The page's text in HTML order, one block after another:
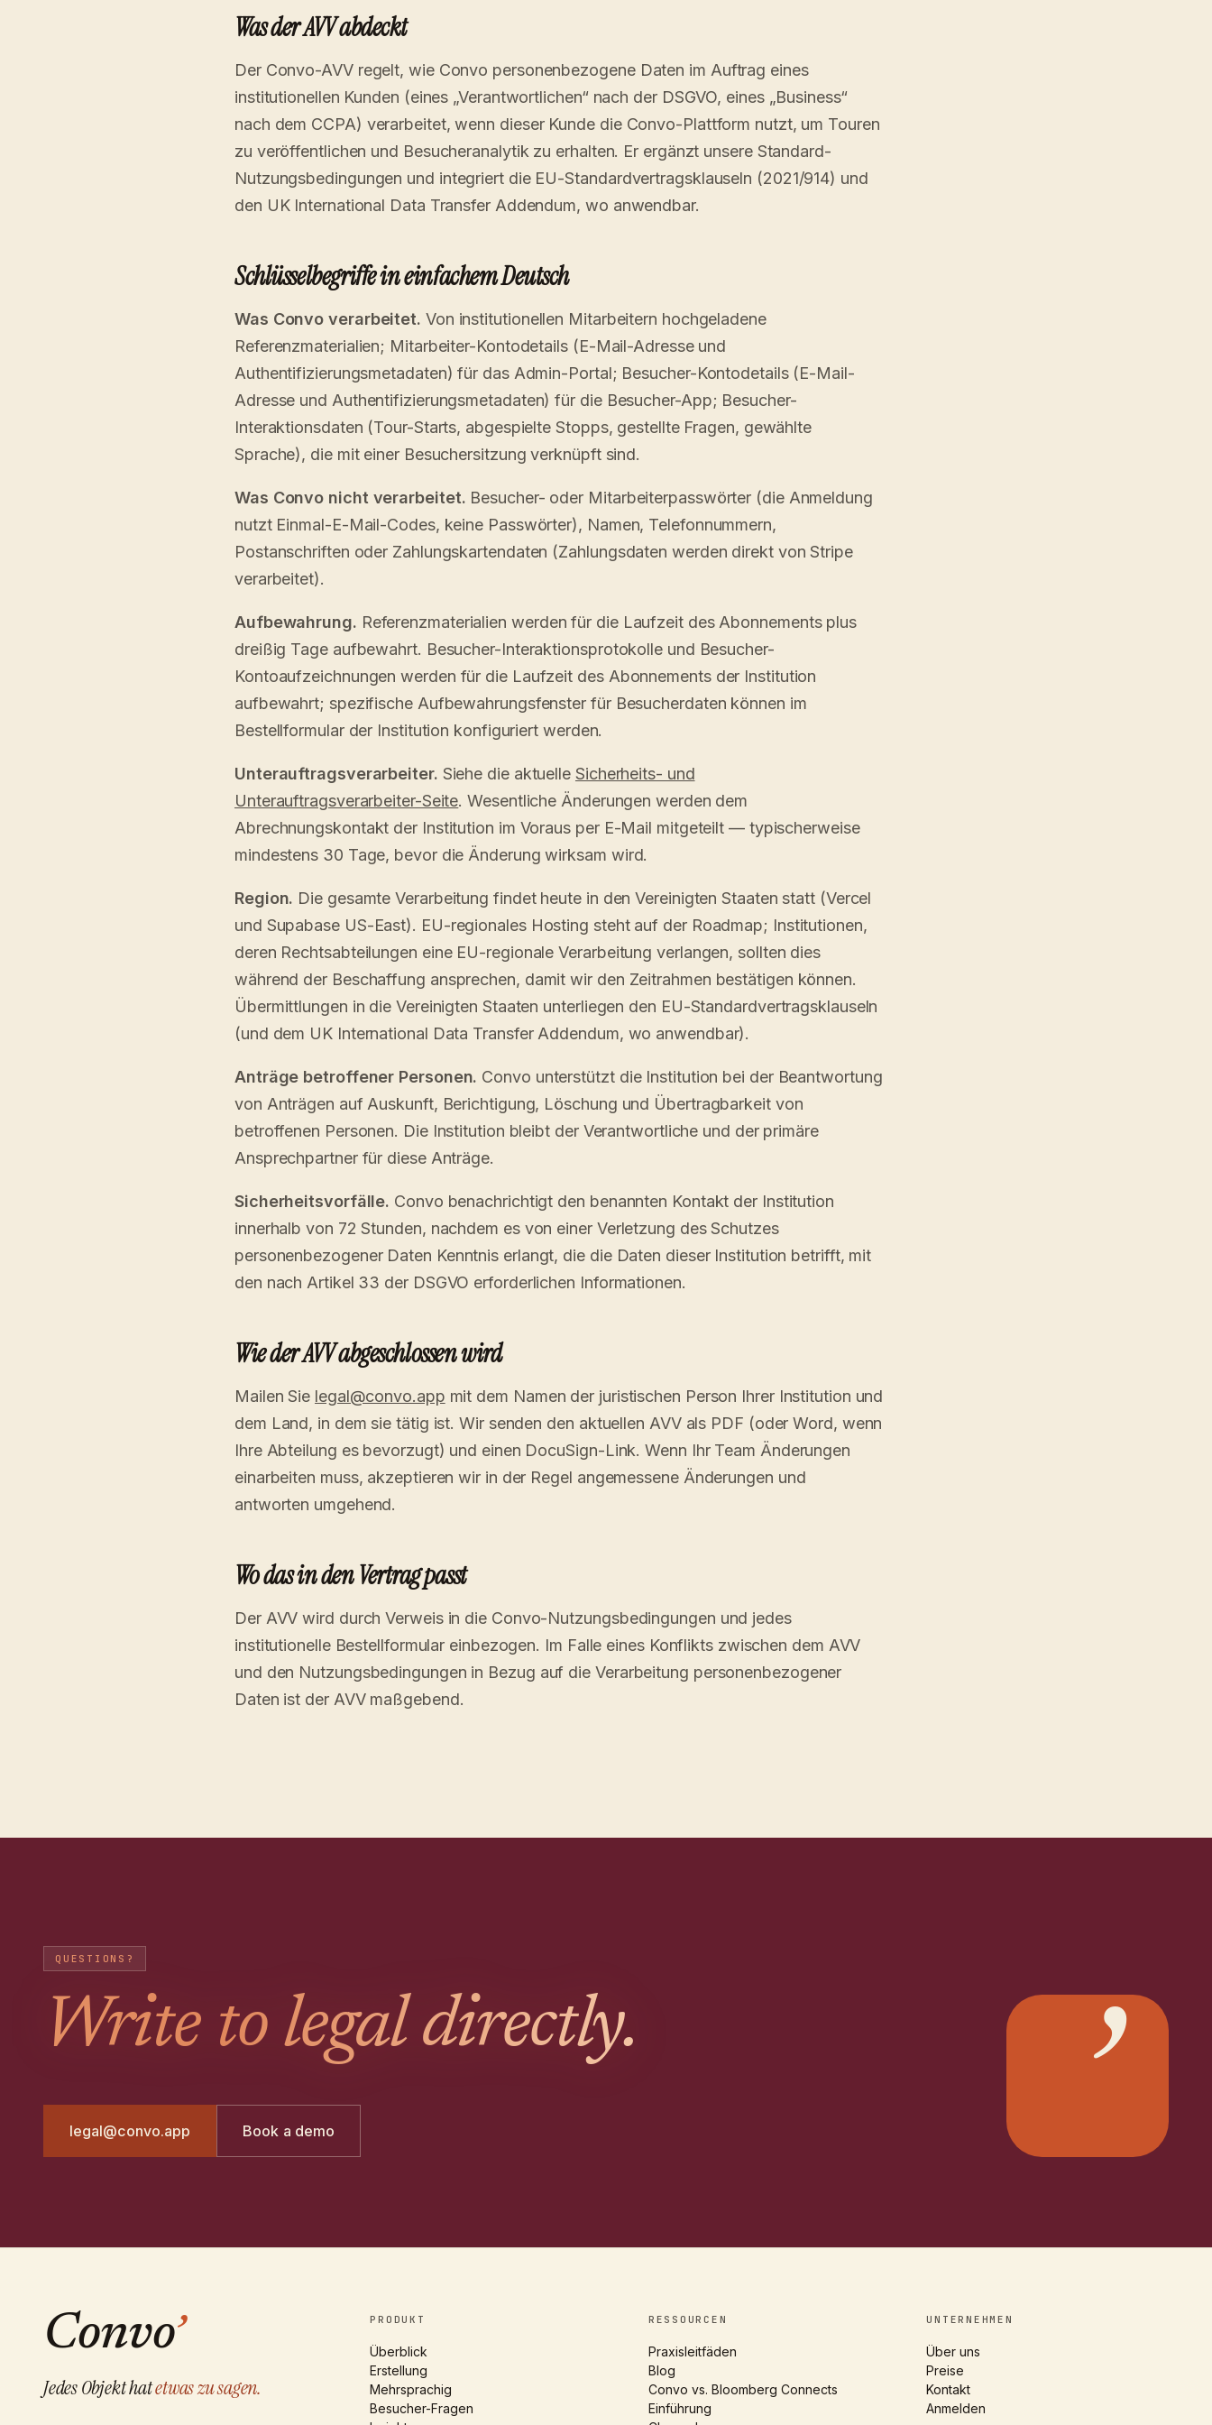
Was der AVV abdeckt
Der Convo-AVV regelt, wie Convo personenbezogene Daten im Auftrag eines
institutionellen Kunden (eines „Verantwortlichen“ nach der DSGVO, eines „Business“
nach dem CCPA) verarbeitet, wenn dieser Kunde die Convo-Plattform nutzt, um Touren
zu veröffentlichen und Besucheranalytik zu erhalten. Er ergänzt unsere Standard-
Nutzungsbedingungen und integriert die EU-Standardvertragsklauseln (2021/914) und
den UK International Data Transfer Addendum, wo anwendbar.
Schlüsselbegriffe in einfachem Deutsch
Was Convo verarbeitet. Von institutionellen Mitarbeitern hochgeladene
Referenzmaterialien; Mitarbeiter-Kontodetails (E-Mail-Adresse und
Authentifizierungsmetadaten) für das Admin-Portal; Besucher-Kontodetails (E-Mail-
Adresse und Authentifizierungsmetadaten) für die Besucher-App; Besucher-
Interaktionsdaten (Tour-Starts, abgespielte Stopps, gestellte Fragen, gewählte
Sprache), die mit einer Besuchersitzung verknüpft sind.
Was Convo nicht verarbeitet. Besucher- oder Mitarbeiterpasswörter (die Anmeldung
nutzt Einmal-E-Mail-Codes, keine Passwörter), Namen, Telefonnummern,
Postanschriften oder Zahlungskartendaten (Zahlungsdaten werden direkt von Stripe
verarbeitet).
Aufbewahrung. Referenzmaterialien werden für die Laufzeit des Abonnements plus
dreißig Tage aufbewahrt. Besucher-Interaktionsprotokolle und Besucher-
Kontoaufzeichnungen werden für die Laufzeit des Abonnements der Institution
aufbewahrt; spezifische Aufbewahrungsfenster für Besucherdaten können im
Bestellformular der Institution konfiguriert werden.
Unterauftragsverarbeiter. Siehe die aktuelle Sicherheits- und
Unterauftragsverarbeiter-Seite. Wesentliche Änderungen werden dem
Abrechnungskontakt der Institution im Voraus per E-Mail mitgeteilt — typischerweise
mindestens 30 Tage, bevor die Änderung wirksam wird.
Region. Die gesamte Verarbeitung findet heute in den Vereinigten Staaten statt (Vercel
und Supabase US-East). EU-regionales Hosting steht auf der Roadmap; Institutionen,
deren Rechtsabteilungen eine EU-regionale Verarbeitung verlangen, sollten dies
während der Beschaffung ansprechen, damit wir den Zeitrahmen bestätigen können.
Übermittlungen in die Vereinigten Staaten unterliegen den EU-Standardvertragsklauseln
(und dem UK International Data Transfer Addendum, wo anwendbar).
Anträge betroffener Personen. Convo unterstützt die Institution bei der Beantwortung
von Anträgen auf Auskunft, Berichtigung, Löschung und Übertragbarkeit von
betroffenen Personen. Die Institution bleibt der Verantwortliche und der primäre
Ansprechpartner für diese Anträge.
Sicherheitsvorfälle. Convo benachrichtigt den benannten Kontakt der Institution
innerhalb von 72 Stunden, nachdem es von einer Verletzung des Schutzes
personenbezogener Daten Kenntnis erlangt, die die Daten dieser Institution betrifft, mit
den nach Artikel 33 der DSGVO erforderlichen Informationen.
Wie der AVV abgeschlossen wird
Mailen Sie legal@convo.app mit dem Namen der juristischen Person Ihrer Institution und
dem Land, in dem sie tätig ist. Wir senden den aktuellen AVV als PDF (oder Word, wenn
Ihre Abteilung es bevorzugt) und einen DocuSign-Link. Wenn Ihr Team Änderungen
einarbeiten muss, akzeptieren wir in der Regel angemessene Änderungen und
antworten umgehend.
Wo das in den Vertrag passt
Der AVV wird durch Verweis in die Convo-Nutzungsbedingungen und jedes
institutionelle Bestellformular einbezogen. Im Falle eines Konflikts zwischen dem AVV
und den Nutzungsbedingungen in Bezug auf die Verarbeitung personenbezogener
Daten ist der AVV maßgebend.
QUESTIONS?
Write to legal directly.
legal@convo.app Book a demo ’
Convo’
Jedes Objekt hatetwas zu sagen.
PRODUKT
Überblick
Erstellung
Mehrsprachig
Besucher-Fragen
RESSOURCEN
Praxisleitfäden
Blog
Convo vs. Bloomberg Connects
Einführung
UNTERNEHMEN
Über uns
Preise
Kontakt
Anmelden